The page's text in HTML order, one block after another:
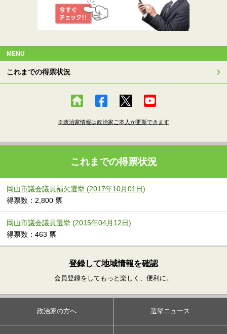
MENU
これまでの得票状況
※政治家情報は政治家ご本人が更新できます
これまでの得票状況
岡山市議会議員補欠選挙 (2017年10月01日)
得票数：2,800 票
岡山市議会議員選挙 (2015年04月12日)
得票数：463 票
登録して地域情報を確認
会員登録をしてもっと楽しく、便利に。
政治家の方へ 選挙ニュース